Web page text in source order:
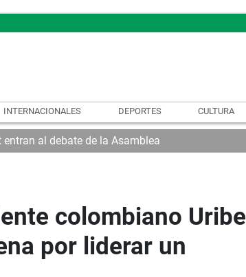
INTERNACIONALES DEPORTES CULTURA
entran al debate de la Asamblea
colombiano Uribe
por liderar un